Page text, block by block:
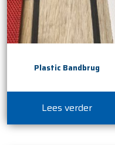
Plastic Bandbrug
Lees verder